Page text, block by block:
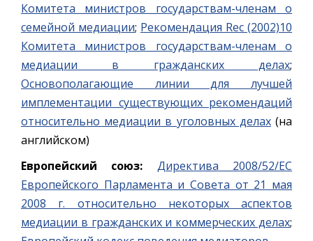
Комитета министров государствам-членам о
семейной медиации; Рекомендация Rec (2002)10
Комитета министров государствам-членам о
медиации в гражданских делах;
Основополагающие линии для лучшей
имплементации существующих рекомендаций
относительно медиации в уголовных делах(на
английском)
Европейский союз:
Директива 2008/52/EC
Eвропейского Парламента и Совета от 21 мая
2008 г. относительно некоторых аспектов
медиации в гражданских и коммерческих делах;